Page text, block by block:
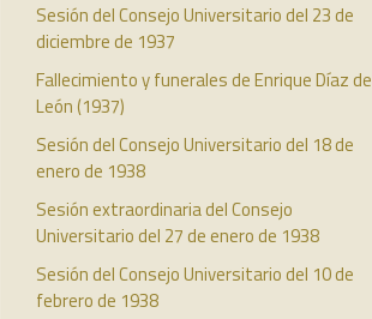
Sesión del Consejo Universitario del 23 de
diciembre de 1937
Fallecimiento y funerales de Enrique Díaz de
León (1937)
Sesión del Consejo Universitario del 18 de
enero de 1938
Sesión extraordinaria del Consejo
Universitario del 27 de enero de 1938
Sesión del Consejo Universitario del 10 de
febrero de 1938